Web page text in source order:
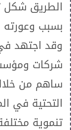
الطريق شكل
بسبب وعورته
وقد اجتهد
شركات
ساهم من
التحتية في
تنموية